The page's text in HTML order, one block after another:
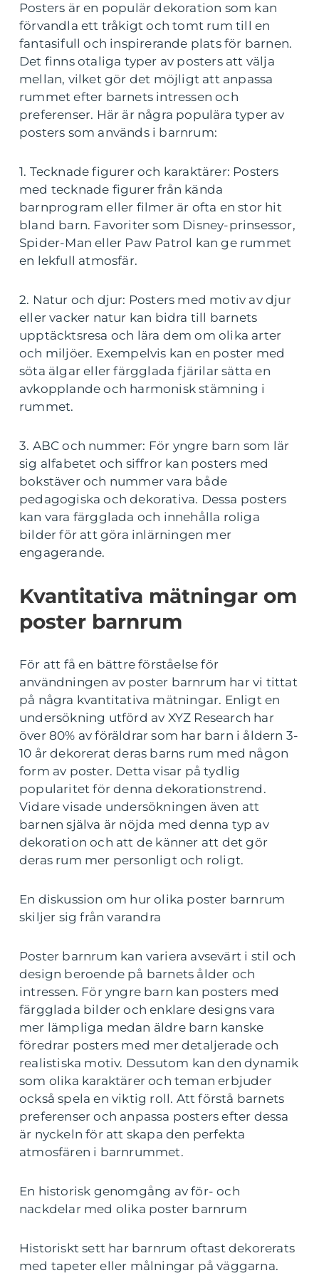
Posters är en populär dekoration som kan
förvandla ett tråkigt och tomt rum till en
fantasifull och inspirerande plats för barnen.
Det finns otaliga typer av posters att välja
mellan, vilket gör det möjligt att anpassa
rummet efter barnets intressen och
preferenser. Här är några populära typer av
posters som används i barnrum:
1. Tecknade figurer och karaktärer: Posters
med tecknade figurer från kända
barnprogram eller filmer är ofta en stor hit
bland barn. Favoriter som Disney-prinsessor,
Spider-Man eller Paw Patrol kan ge rummet
en lekfull atmosfär.
2. Natur och djur: Posters med motiv av djur
eller vacker natur kan bidra till barnets
upptäcktsresa och lära dem om olika arter
och miljöer. Exempelvis kan en poster med
söta älgar eller färgglada fjärilar sätta en
avkopplande och harmonisk stämning i
rummet.
3. ABC och nummer: För yngre barn som lär
sig alfabetet och siffror kan posters med
bokstäver och nummer vara både
pedagogiska och dekorativa. Dessa posters
kan vara färgglada och innehålla roliga
bilder för att göra inlärningen mer
engagerande.
Kvantitativa mätningar om
poster barnrum
För att få en bättre förståelse för
användningen av poster barnrum har vi tittat
på några kvantitativa mätningar. Enligt en
undersökning utförd av XYZ Research har
över 80% av föräldrar som har barn i åldern 3-
10 år dekorerat deras barns rum med någon
form av poster. Detta visar på tydlig
popularitet för denna dekorationstrend.
Vidare visade undersökningen även att
barnen själva är nöjda med denna typ av
dekoration och att de känner att det gör
deras rum mer personligt och roligt.
En diskussion om hur olika poster barnrum
skiljer sig från varandra
Poster barnrum kan variera avsevärt i stil och
design beroende på barnets ålder och
intressen. För yngre barn kan posters med
färgglada bilder och enklare designs vara
mer lämpliga medan äldre barn kanske
föredrar posters med mer detaljerade och
realistiska motiv. Dessutom kan den dynamik
som olika karaktärer och teman erbjuder
också spela en viktig roll. Att förstå barnets
preferenser och anpassa posters efter dessa
är nyckeln för att skapa den perfekta
atmosfären i barnrummet.
En historisk genomgång av för- och
nackdelar med olika poster barnrum
Historiskt sett har barnrum oftast dekorerats
med tapeter eller målningar på väggarna.